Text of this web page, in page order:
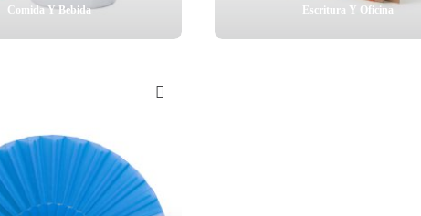
Comida Y Bebida Escritura Y Oficina